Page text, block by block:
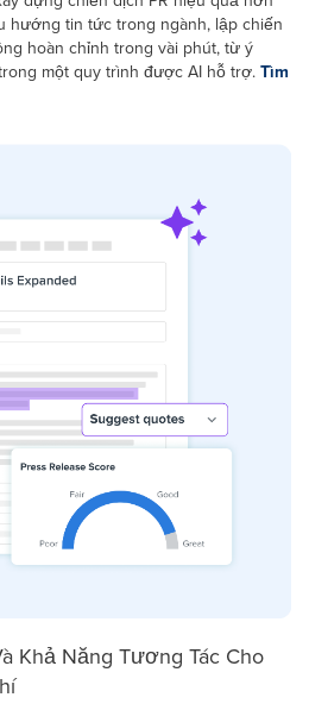
hướng tin tức trong ngành, lập chiến
hoàn chỉnh trong vài phút, từ ý
một quy trình được AI hỗ trợ.Tìm
Khả Năng Tương Tác Cho